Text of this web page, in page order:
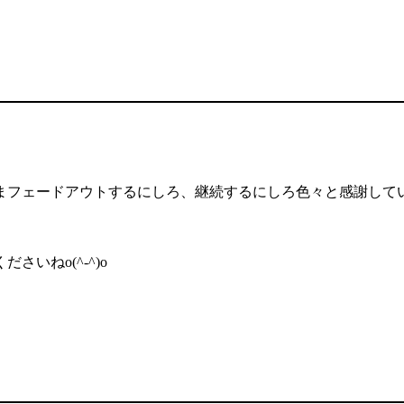
ェードアウトするにしろ、継続するにしろ色々と感謝して
ださいねo(^-^)o